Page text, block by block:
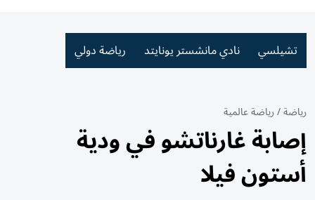
تشيلسي نادي مانشستر يونايتد رياضة دولي
رياضة/رياضة عالمية
إصابة غارناتشو في ودية
أستون فيلا